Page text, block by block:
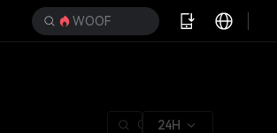
WOOF
24H